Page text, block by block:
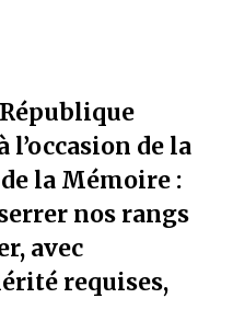
l’occasion de la
la Mémoire :
nos rangs
avec
requises,